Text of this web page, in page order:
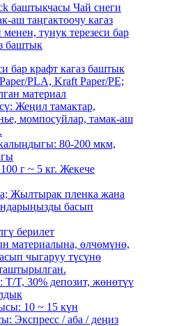
баштыкчасы Чай снеги
аш таңгактоочу кагаз
тунук терезеси бар
баштык
бар крафт кагаз баштык
PLA, Kraft Paper/PE;
материал
Жеңил тамактар,
момпосуйлар, тамак-аш
80-200 мкм,
г ~ 5 кг. Жекече
Жылтырак пленка жана
басып
берилет
материалына, өлчөмүнө,
чыгаруу түсүнө
T/T, 30% депозит, жөнөтүү
10 ~ 15 күн
Экспресс / аба / деңиз